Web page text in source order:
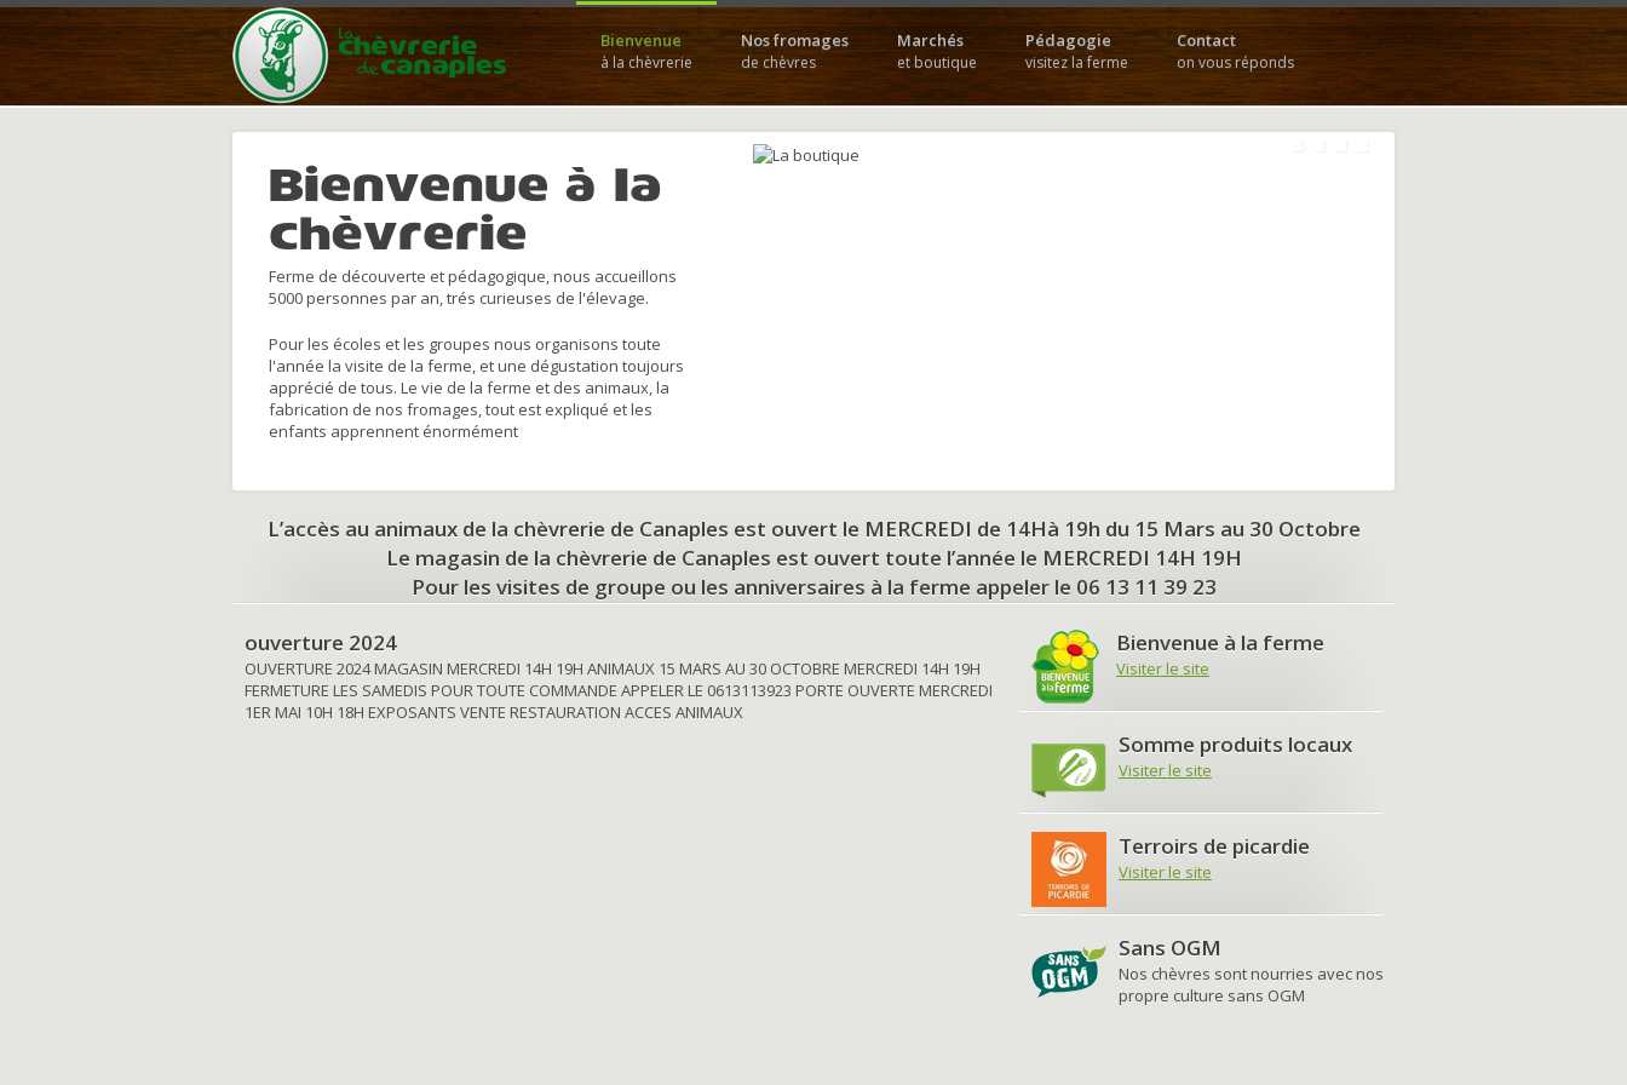
Bienvenue
à la chèvrerie
Nos fromages
de chèvres
Marchés
et boutique
Pédagogie
visitez la ferme
Contact
on vous réponds
Bienvenue à la
chèvrerie
Ferme de découverte et pédagogique, nous accueillons
5000 personnes par an, trés curieuses de l'élevage.
Pour les écoles et les groupes nous organisons toute
l'année la visite de la ferme, et une dégustation toujours
apprécié de tous. Le vie de la ferme et des animaux, la
fabrication de nos fromages, tout est expliqué et les
enfants apprennent énormément
L’accès au animaux de la chèvrerie de Canaples est ouvert le MERCREDI de 14Hà 19h du 15 Mars au 30 Octobre
Le magasin de la chèvrerie de Canaples est ouvert toute l’année le MERCREDI 14H 19H
Pour les visites de groupe ou les anniversaires à la ferme appeler le 06 13 11 39 23
ouverture 2024
OUVERTURE 2024 MAGASIN MERCREDI 14H 19H ANIMAUX 15 MARS AU 30 OCTOBRE MERCREDI 14H 19H
FERMETURE LES SAMEDIS POUR TOUTE COMMANDE APPELER LE 0613113923 PORTE OUVERTE MERCREDI
1ER MAI 10H 18H EXPOSANTS VENTE RESTAURATION ACCES ANIMAUX
Bienvenue à la ferme
Visiter le site
Somme produits locaux
Visiter le site
Terroirs de picardie
Visiter le site
Sans OGM
Nos chèvres sont nourries avec nos
propre culture sans OGM